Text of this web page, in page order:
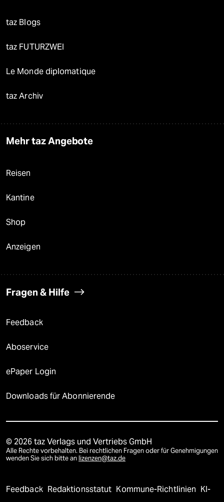
taz Blogs
taz FUTURZWEI
Le Monde diplomatique
taz Archiv
Mehr taz Angebote
Reisen
Kantine
Shop
Anzeigen
Fragen & Hilfe
Feedback
Aboservice
ePaper Login
Downloads für Abonnierende
© 2026 taz Verlags und Vertriebs GmbH
Alle Rechte vorbehalten. Bei rechtlichen Fragen oder für Genehmigungen
wenden Sie sich bitte an lizenzen@taz.de
Feedback Redaktionsstatut Kommune-Richtlinien KI-